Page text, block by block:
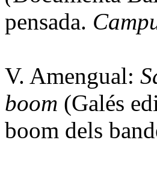
pensada.
V. Amengual:
boom (Galés
boom dels